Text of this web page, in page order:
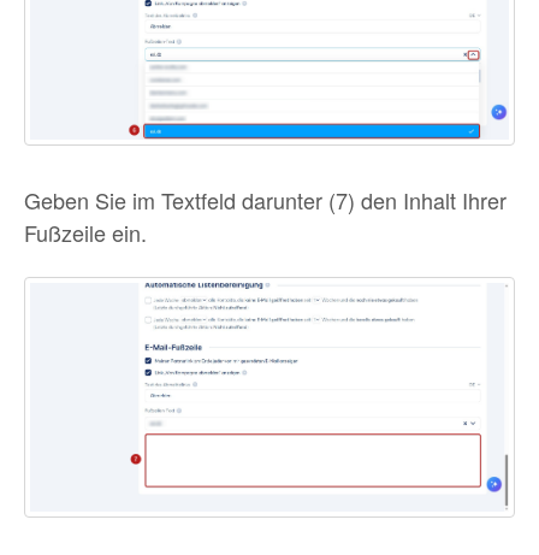
Geben Sie im Textfeld darunter (7) den Inhalt Ihrer
Fußzeile ein.